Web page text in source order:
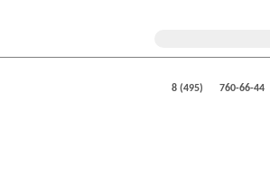
8 (495) 760-66-44